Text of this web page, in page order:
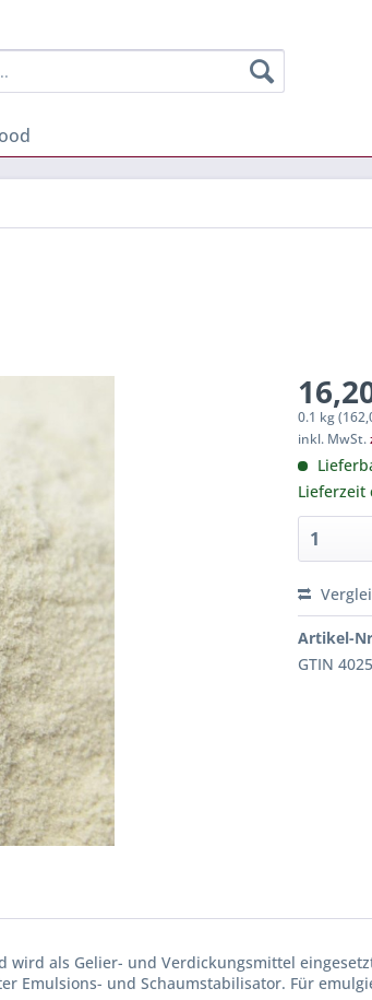
0.1 kg
inkl. MwSt.
Lieferzeit
Artikel-
GTIN
als Gelier- und Verdickungsmittel
und Schaumstabilisator. Für